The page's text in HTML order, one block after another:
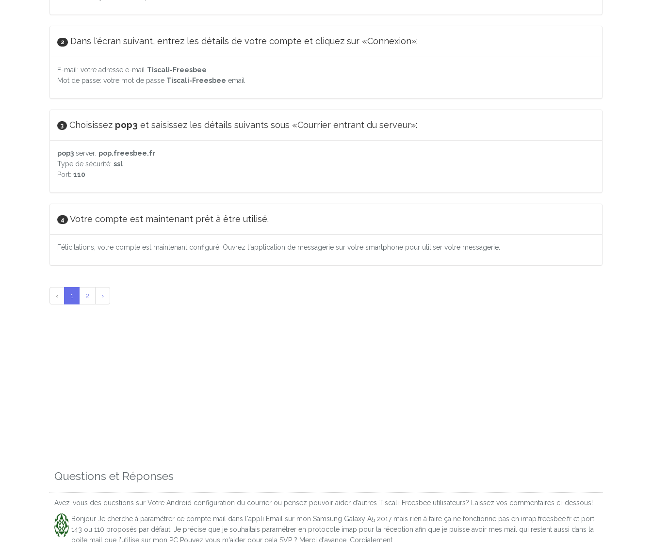
2 Dans l'écran suivant, entrez les détails de votre compte et cliquez sur «Connexion»:
E-mail: votre adresse e-mail Tiscali-Freesbee
Mot de passe: votre mot de passe Tiscali-Freesbee email
3 Choisissez pop3 et saisissez les détails suivants sous «Courrier entrant du serveur»:
pop3 server: pop.freesbee.fr
Type de sécurité: ssl
Port: 110
4 Votre compte est maintenant prêt à être utilisé.
Félicitations, votre compte est maintenant configuré. Ouvrez l'application de messagerie sur votre smartphone pour utiliser votre messagerie.
‹ 1 2 ›
Questions et Réponses
Avez-vous des questions sur Votre Android configuration du courrier ou pensez pouvoir aider d’autres Tiscali-Freesbee utilisateurs? Laissez vos commentaires ci-dessous!
Bonjour Je cherche à paramétrer ce compte mail dans l'appli Email sur mon Samsung Galaxy A5 2017 mais rien à faire ça ne fonctionne pas en imap.freesbee.fr et port
143 ou 110 proposés par défaut. Je précise que je souhaitais paramétrer en protocole imap pour la réception afin que je puisse avoir mes mail qui restent aussi dans la
boite mail que j'utilise sur mon PC Pouvez vous m'aider pour cela SVP ? Merci d'avance. Cordialement